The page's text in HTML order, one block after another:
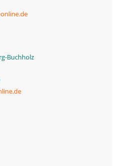
Buchholz